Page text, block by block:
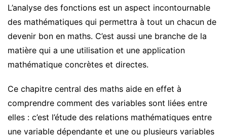
L’analyse des fonctions est un aspect incontournable
des mathématiques qui permettra à tout un chacun de
devenir bon en maths. C’est aussi une branche de la
matière qui a une utilisation et une application
mathématique concrètes et directes.
Ce chapitre central des maths aide en effet à
comprendre comment des variables sont liées entre
elles : c’est l’étude des relations mathématiques entre
une variable dépendante et une ou plusieurs variables